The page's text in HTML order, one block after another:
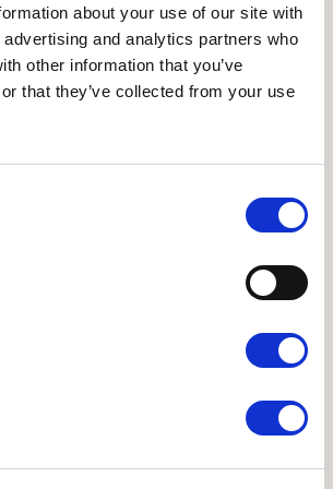
about your use of our site with
and analytics partners who
other information that you’ve
that they’ve collected from your use
ungdomsbevægelse